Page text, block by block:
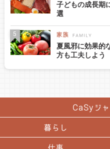
子どもの成長期
選
夏風邪に効果的
方も工夫しよう